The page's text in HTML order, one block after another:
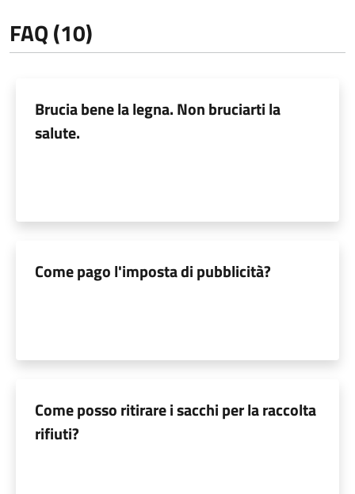
FAQ (10)
Brucia bene la legna. Non bruciarti la
salute.
Come pago l'imposta di pubblicità?
Come posso ritirare i sacchi per la raccolta
rifiuti?